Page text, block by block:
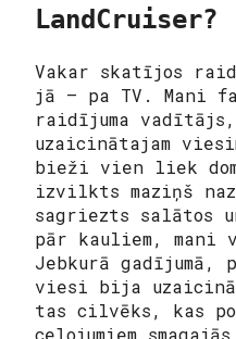
LandCruiser?
Vakar skatījos
jā – pa TV. Mani
raidījuma
uzaicinātajam
bieži vien liek
izvilkts maziņš
sagriezts salātos
pār kauliem, mani
Jebkurā
viesi bija
tas cilvēks, kas
ceļojumiem